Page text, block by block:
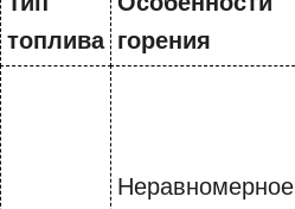
топлива горения
Неравномерное